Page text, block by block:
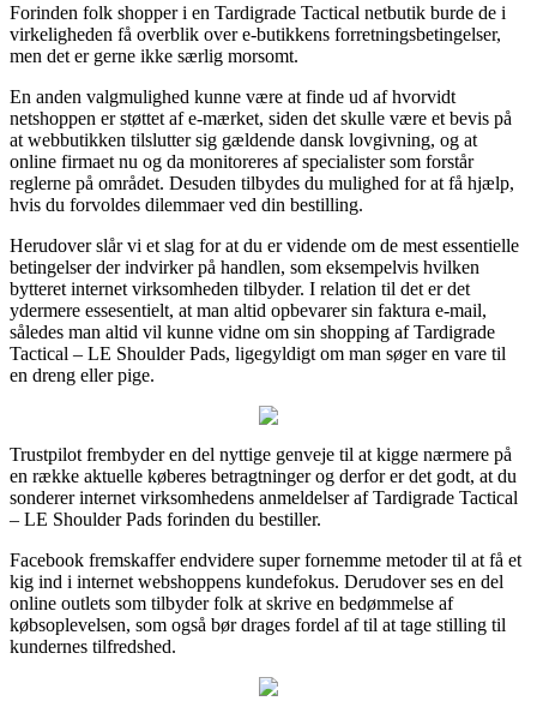
Forinden folk shopper i en Tardigrade Tactical netbutik burde de i
virkeligheden få overblik over e-butikkens forretningsbetingelser,
men det er gerne ikke særlig morsomt.
En anden valgmulighed kunne være at finde ud af hvorvidt
netshoppen er støttet af e-mærket, siden det skulle være et bevis på
at webbutikken tilslutter sig gældende dansk lovgivning, og at
online firmaet nu og da monitoreres af specialister som forstår
reglerne på området. Desuden tilbydes du mulighed for at få hjælp,
hvis du forvoldes dilemmaer ved din bestilling.
Herudover slår vi et slag for at du er vidende om de mest essentielle
betingelser der indvirker på handlen, som eksempelvis hvilken
bytteret internet virksomheden tilbyder. I relation til det er det
ydermere essesentielt, at man altid opbevarer sin faktura e-mail,
således man altid vil kunne vidne om sin shopping af Tardigrade
Tactical – LE Shoulder Pads, ligegyldigt om man søger en vare til
en dreng eller pige.
Trustpilot frembyder en del nyttige genveje til at kigge nærmere på
en række aktuelle køberes betragtninger og derfor er det godt, at du
sonderer internet virksomhedens anmeldelser af Tardigrade Tactical
– LE Shoulder Pads forinden du bestiller.
Facebook fremskaffer endvidere super fornemme metoder til at få et
kig ind i internet webshoppens kundefokus. Derudover ses en del
online outlets som tilbyder folk at skrive en bedømmelse af
købsoplevelsen, som også bør drages fordel af til at tage stilling til
kundernes tilfredshed.